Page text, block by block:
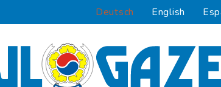
Deutsch English